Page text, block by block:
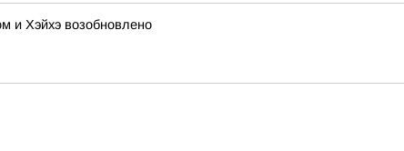
и Хэйхэ возобновлено